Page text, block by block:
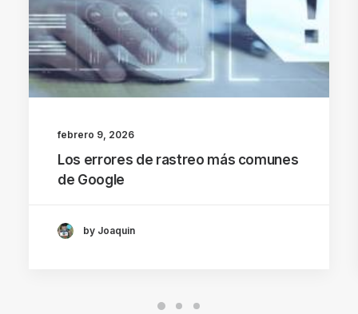
febrero 9, 2026
Los errores de rastreo más comunes
de Google
by Joaquin